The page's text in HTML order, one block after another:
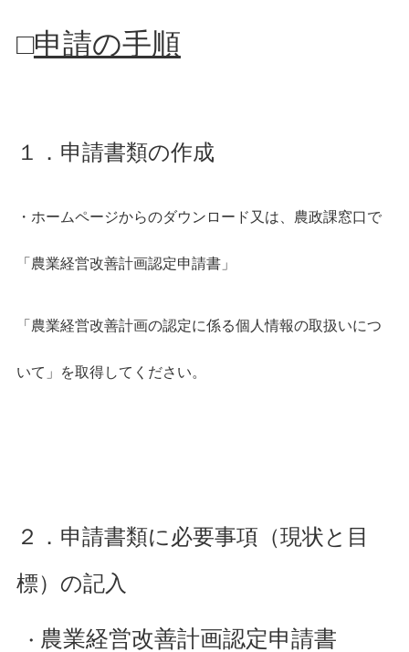
□申請の手順
１．申請書類の作成
・ホームページからのダウンロード又は、農政課窓口で
「農業経営改善計画認定申請書」
「農業経営改善計画の認定に係る個人情報の取扱いにつ
いて」を取得してく ださい。
２．申請書類に必要事項（現状と目
標）の記入
・ 農業経営改善計画認定申請書